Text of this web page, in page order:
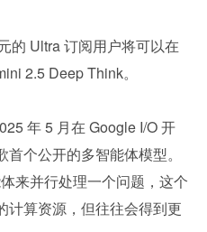
的 Ultra 订阅用户将可以在
2.5 Deep Think。
年 5 月在 Google I/O 开
个公开的多智能体模型。
来并行处理一个问题，这个
计算资源，但往往会得到更